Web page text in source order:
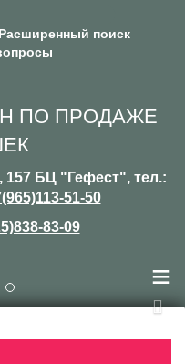
Расширенный поиск
ПО ПРОДАЖЕ
157 БЦ "Гефест", тел.:
51-50
83-09
≡